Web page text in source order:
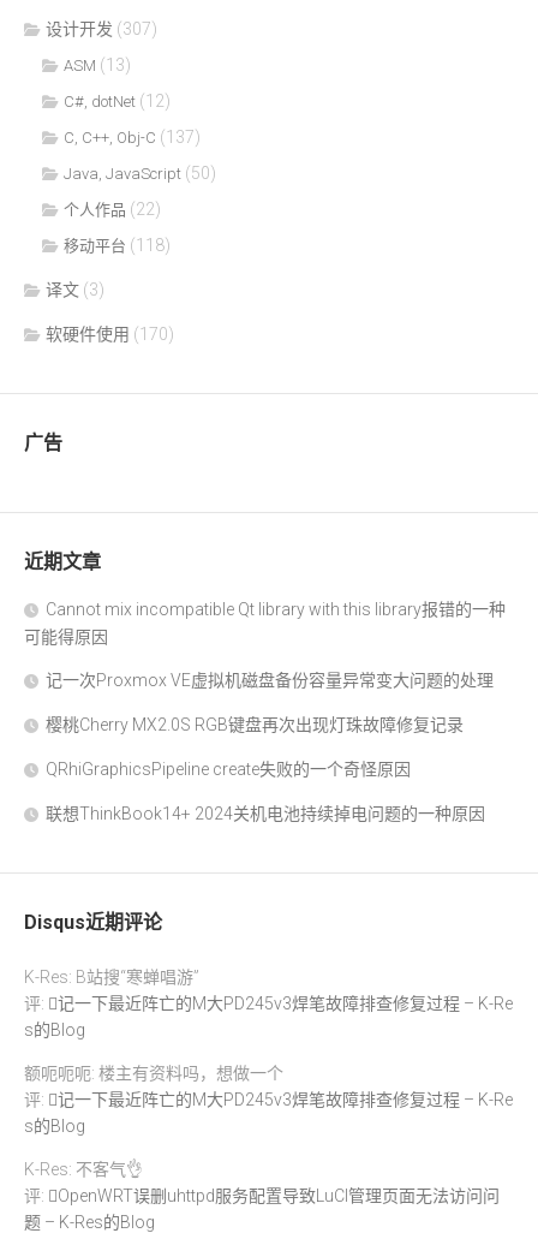
设计开发 (307)
ASM (13)
C#, dotNet (12)
C, C++, Obj-C (137)
Java, JavaScript (50)
个人作品 (22)
移动平台 (118)
译文 (3)
软硬件使用 (170)
广告
近期文章
Cannot mix incompatible Qt library with this library报错的一种
可能得原因
记一次Proxmox VE虚拟机磁盘备份容量异常变大问题的处理
樱桃Cherry MX2.0S RGB键盘再次出现灯珠故障修复记录
QRhiGraphicsPipeline create失败的一个奇怪原因
联想ThinkBook14+ 2024关机电池持续掉电问题的一种原因
Disqus近期评论
K-Res: B站搜“寒蝉唱游”
评:
记一下最近阵亡的M大PD245v3焊笔故障排查修复过程 – K-Re
s的Blog
额呃呃呃: 楼主有资料吗，想做一个
评:
记一下最近阵亡的M大PD245v3焊笔故障排查修复过程 – K-Re
s的Blog
K-Res: 不客气👌
评:
OpenWRT误删uhttpd服务配置导致LuCI管理页面无法访问问
题 – K-Res的Blog